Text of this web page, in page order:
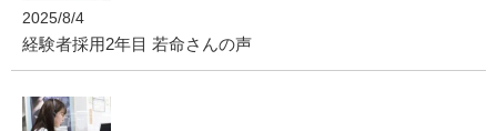
2025/8/4
経験者採用2年目 若命さんの声